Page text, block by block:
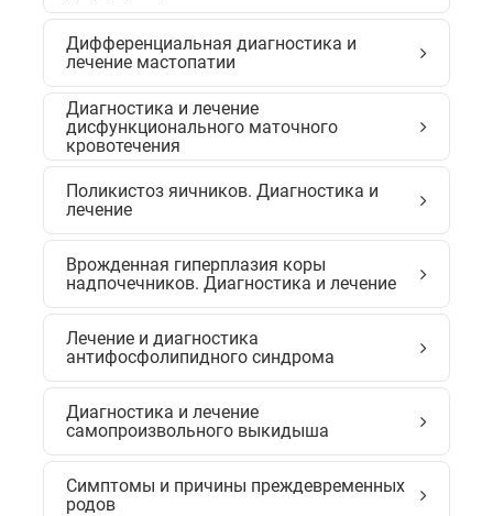
Дифференциальная диагностика и
лечение мастопатии
Диагностика и лечение
дисфункционального маточного
кровотечения
Поликистоз яичников. Диагностика и
лечение
Врожденная гиперплазия коры
надпочечников. Диагностика и лечение
Лечение и диагностика
антифосфолипидного синдрома
Диагностика и лечение
самопроизвольного выкидыша
Симптомы и причины преждевременных
родов